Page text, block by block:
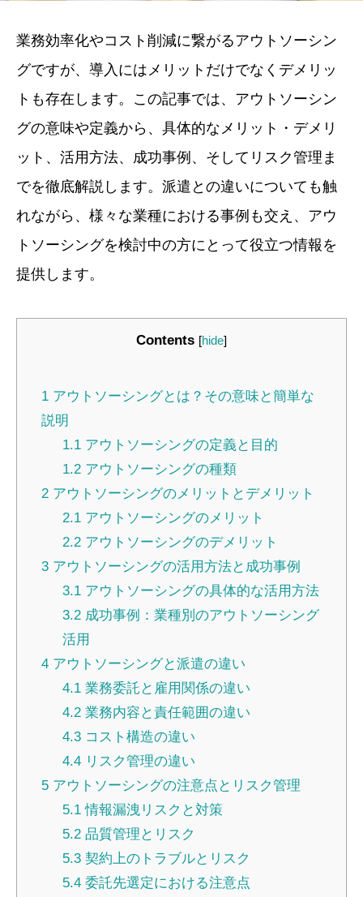
業務効率化やコスト削減に繋がるアウトソーシン
グですが、導入にはメリットだけでなくデメリッ
トも存在します。この記事では、アウトソーシン
グの意味や定義から、具体的なメリット・デメリ
ット、活用方法、成功事例、そしてリスク管理ま
でを徹底解説します。派遣との違いについても触
れながら、様々な業種における事例も交え、アウ
トソーシングを検討中の方にとって役立つ情報を
提供します。
Contents [hide]
1 アウトソーシングとは？その意味と簡単な
説明
1.1アウトソーシングの定義と目的
1.2アウトソーシングの種類
2 アウトソーシングのメリットとデメリット
2.1アウトソーシングのメリット
2.2アウトソーシングのデメリット
3 アウトソーシングの活用方法と成功事例
3.1アウトソーシングの具体的な活用方法
3.2成功事例：業種別のアウトソーシング
活用
4 アウトソーシングと派遣の違い
4.1業務委託と雇用関係の違い
4.2業務内容と責任範囲の違い
4.3コスト構造の違い
4.4リスク管理の違い
5 アウトソーシングの注意点とリスク管理
5.1情報漏洩リスクと対策
5.2品質管理とリスク
5.3契約上のトラブルとリスク
5.4委託先選定における注意点